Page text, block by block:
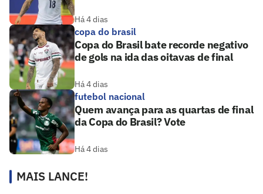
Há 4 dias
copa do brasil
Copa do Brasil bate recorde negativo
de gols na ida das oitavas de final
Há 4 dias
futebol nacional
Quem avança para as quartas de final
da Copa do Brasil? Vote
Há 4 dias
MAIS LANCE!